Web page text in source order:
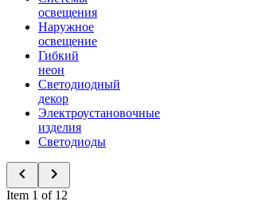
освещения
Наружное
освещение
Гибкий
неон
Светодиодный
декор
Электроустановочные
изделия
Светодиоды
Item 1 of 12